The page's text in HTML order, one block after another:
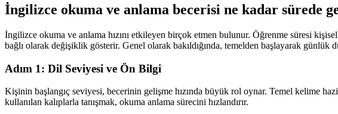
İngilizce okuma ve anlama becerisi ne kadar sürede
İngilizce okuma ve anlama hızını etkileyen birçok etmen bulunur. Öğrenme süresi
bağlı olarak değişiklik gösterir. Genel olarak bakıldığında, temelden başlayarak
Adım 1: Dil Seviyesi ve Ön Bilgi
Kişinin başlangıç seviyesi, becerinin gelişme hızında büyük rol oynar. Temel kelime
kullanılan kalıplarla tanışmak, okuma anlama sürecini hızlandırır.